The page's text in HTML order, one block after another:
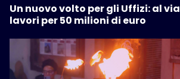
Un nuovo volto per gli Uffizi: al via
lavori per 50 milioni di euro